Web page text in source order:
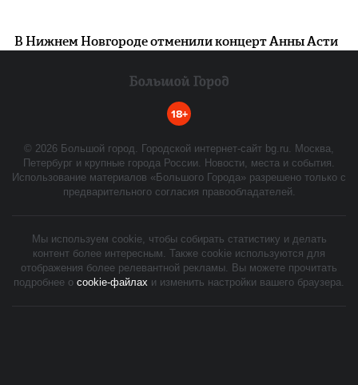
В Нижнем Новгороде отменили концерт Анны Асти
18+
© 2026 Большой город. Городской интернет-сайт bg.ru. Москва,
Петербург и крупные города России. Новости, места и события.
Использование материалов «Большого Города» разрешено только с
предварительного согласия правообладателей.
Мы используем cookie, чтобы собирать статистику и делать
контент более интересным. Также cookie используются для
отображения более релевантной рекламы. Вы можете прочитать
подробнее о cookie-файлах и изменить настройки вашего браузера.